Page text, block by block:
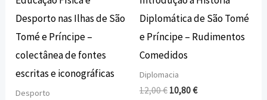
Desporto nas Ilhas de São
Tomé e Príncipe –
colectânea de fontes
escritas e iconográficas
Desporto
Diplomática de São Tomé
e Príncipe – Rudimentos
Comedidos
Diplomacia
12,00€ 10,80€